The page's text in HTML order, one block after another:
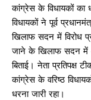
कांग्रेस के विधायकों का
विधायकों ने पूर्व
खिलाफ सदन में विरोध
जाने के खिलाफ सदन में
बिताई। नेता प्रतिपक्ष
कांग्रेस के वरिष्ठ
धरना जारी रहा।